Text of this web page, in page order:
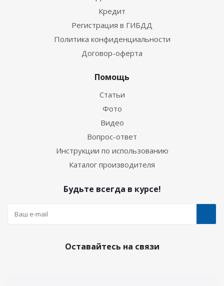
Кредит
Регистрация в ГИБДД
Политика конфиденциальности
Договор-оферта
Помощь
Статьи
Фото
Видео
Вопрос-ответ
Инструкции по использованию
Каталог производителя
Будьте всегда в курсе!
Оставайтесь на связи